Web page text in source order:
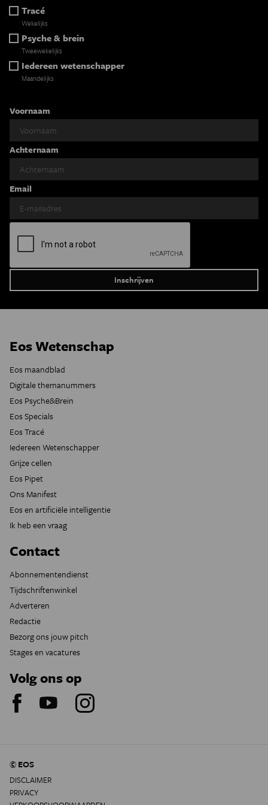
Tracé
Wekelijks
Psyche & brein
Tweewekelijks
Iedereen wetenschapper
Maandelijks
Voornaam
Achternaam
Email
Eos Wetenschap
Eos maandblad
Digitale themanummers
Eos Psyche&Brein
Eos Specials
Eos Tracé
Iedereen Wetenschapper
Grijze cellen
Eos Pipet
Ons Manifest
Eos en artificiële intelligentie
Ik heb een vraag
Contact
Abonnementendienst
Tijdschriftenwinkel
Adverteren
Redactie
Bezorg ons jouw pitch
Stages en vacatures
Volg ons op
© EOS
DISCLAIMER
PRIVACY